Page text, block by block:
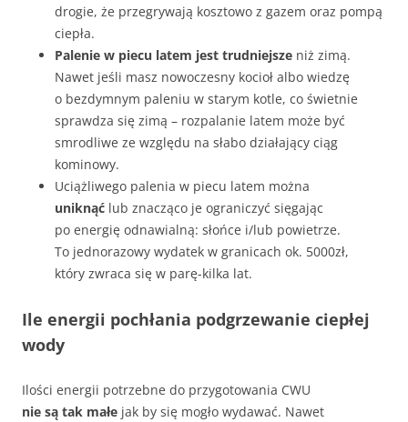
drogie, że przegrywają kosztowo z gazem oraz pompą
ciepła.
Palenie w piecu latem jest trudniejsze niż zimą.
Nawet jeśli masz nowoczesny kocioł albo wiedzę
o bezdymnym paleniu w starym kotle, co świetnie
sprawdza się zimą – rozpalanie latem może być
smrodliwe ze względu na słabo działający ciąg
kominowy.
Uciążliwego palenia w piecu latem można
uniknąć lub znacząco je ograniczyć sięgając
po energię odnawialną: słońce i/lub powietrze.
To jednorazowy wydatek w granicach ok. 5000zł,
który zwraca się w parę-kilka lat.
Ile energii pochłania podgrzewanie ciepłej
wody
Ilości energii potrzebne do przygotowania CWU
nie są tak małe jak by się mogło wydawać. Nawet